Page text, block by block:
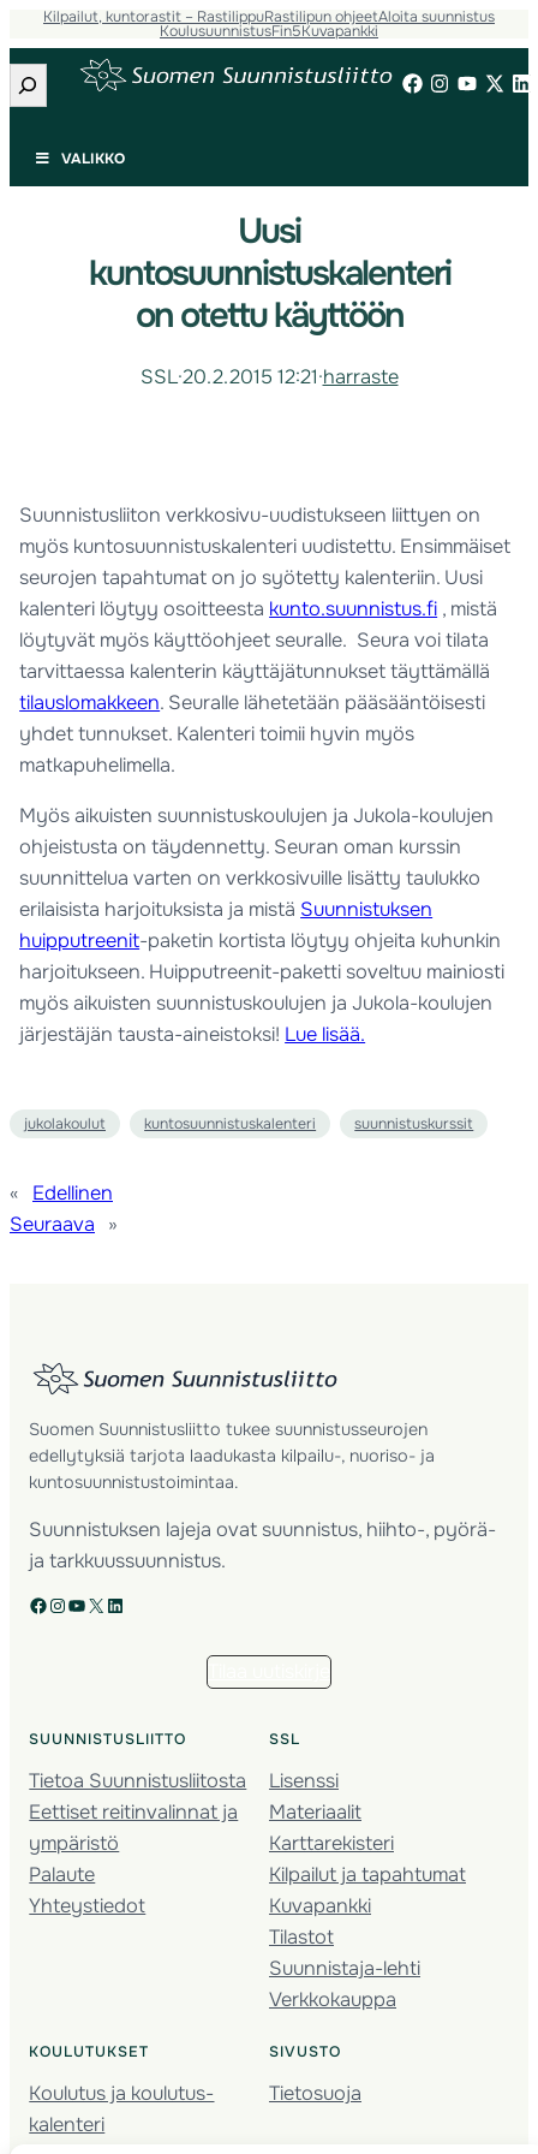
Kilpailut, kuntorastit – RastilippuRastilipun ohjeetAloita suunnistus
KoulusuunnistusFin5Kuvapankki
Etsi
VALIKKO
Uusi
kuntosuunnistuskalenteri
on otettu käyttöön
SSL·20.2.2015 12:21·harraste
Suunnistusliiton verkkosivu-uudistukseen liittyen on
myös kuntosuunnistuskalenteri uudistettu. Ensimmäiset
seurojen tapahtumat on jo syötetty kalenteriin. Uusi
kalenteri löytyy osoitteesta kunto.suunnistus.fi , mistä
löytyvät myös käyttöohjeet seuralle. Seura voi tilata
tarvittaessa kalenterin käyttäjätunnukset täyttämällä
tilauslomakkeen. Seuralle lähetetään pääsääntöisesti
yhdet tunnukset. Kalenteri toimii hyvin myös
matkapuhelimella.
Myös aikuisten suunnistuskoulujen ja Jukola-koulujen
ohjeistusta on täydennetty. Seuran oman kurssin
suunnittelua varten on verkkosivuille lisätty taulukko
erilaisista harjoituksista ja mistä Suunnistuksen
huipputreenit-paketin kortista löytyy ohjeita kuhunkin
harjoitukseen. Huipputreenit-paketti soveltuu mainiosti
myös aikuisten suunnistuskoulujen ja Jukola-koulujen
järjestäjän tausta-aineistoksi! Lue lisää.
jukolakoulut kuntosuunnistuskalenteri suunnistuskurssit
«
Edellinen
Seuraava
»
Suomen Suunnistusliitto tukee suunnistusseurojen
edellytyksiä tarjota laadukasta kilpailu-, nuoriso- ja
kuntosuunnistustoimintaa.
Suunnistuksen lajeja ovat suunnistus, hiihto-, pyörä-
ja tarkkuussuunnistus.
Facebook Instagram YouTube X LinkedIn
SUUNNISTUSLIITTO
Tietoa Suunnistusliitosta
Eettiset reitinvalinnat ja
ympäristö
Palaute
Yhteystiedot
SSL
Lisenssi
Materiaalit
Karttarekisteri
Kilpailut ja tapahtumat
Kuvapankki
Tilastot
Suunnistaja-lehti
Verkkokauppa
KOULUTUKSET
Koulutus ja koulutus­
kalenteri
SIVUSTO
Tietosuoja